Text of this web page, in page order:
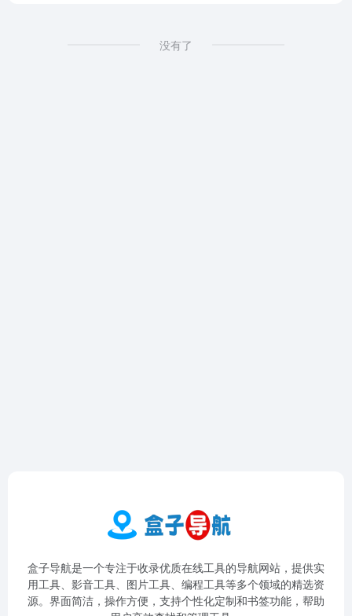
没有了
盒子导航是一个专注于收录优质在线工具的导航网站，提供实
用工具、影音工具、图片工具、编程工具等多个领域的精选资
源。界面简洁，操作方便，支持个性化定制和书签功能，帮助